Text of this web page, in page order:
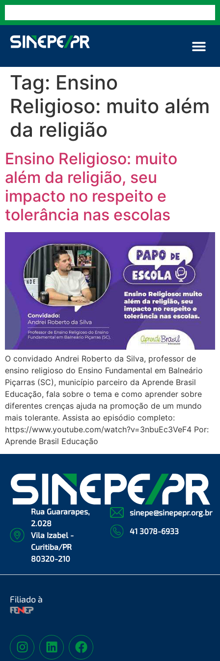
Tag: Ensino
Religioso: muito além
da religião
Ensino Religioso: muito
além da religião, seu
impacto no respeito e
tolerância nas escolas
O convidado Andrei Roberto da Silva, professor de
ensino religioso do Ensino Fundamental em Balneário
Piçarras (SC), município parceiro da Aprende Brasil
Educação, fala sobre o tema e como aprender sobre
diferentes crenças ajuda na promoção de um mundo
mais tolerante. Assista ao episódio completo:
https://www.youtube.com/watch?v=3nbuEc3VeF4 Por:
Aprende Brasil Educação
Rua Guararapes,
2.028
Vila Izabel -
Curitiba/PR
80320-210
sinepe@sinepepr.org.br
41 3078-6933
Filiado à